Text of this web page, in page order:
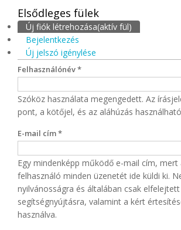
Elsődleges fülek
Új fiók létrehozása(aktív fül)
Bejelentkezés
Új jelszó igénylése
Felhasználónév*
Szóköz használata megengedett. Az
pont, a kötőjel, és az aláhúzás
E-mail cím*
Egy mindenképp működő e-mail cím, mert
felhasználó minden üzenetét ide küldi ki.
nyilvánosságra és általában csak
segítségnyújtásra, valamint a kért
használva.